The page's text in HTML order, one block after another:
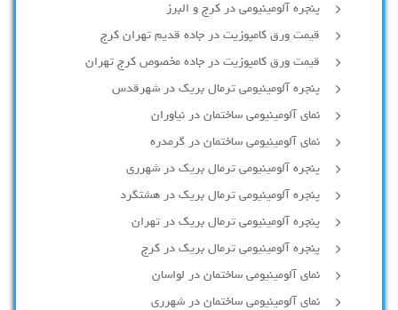
پنجره آلومینیومی در کرج و البرز
قیمت ورق کامپوزیت در جاده قدیم تهران کرج
قیمت ورق کامپوزیت در جاده مخصوص کرج تهران
پنجره آلومینیومی ترمال بریک در شهرقدس
نمای آلومینیومی ساختمان در نیاوران
نمای آلومینیومی ساختمان در گرمدره
پنجره آلومینیومی ترمال بریک در شهرری
پنجره آلومینیومی ترمال بریک در هشتگرد
پنجره آلومینیومی ترمال بریک در تهران
پنجره آلومینیومی ترمال بریک در کرج
نمای آلومینیومی ساختمان در لواسان
نمای آلومینیومی ساختمان در شهرری